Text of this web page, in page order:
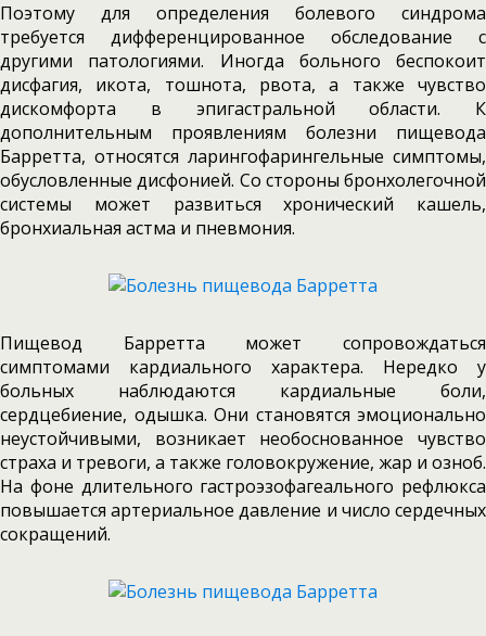
Поэтому для определения болевого синдрома
требуется дифференцированное обследование с
другими патологиями. Иногда больного беспокоит
дисфагия, икота, тошнота, рвота, а также чувство
дискомфорта в эпигастральной области. К
дополнительным проявлениям болезни пищевода
Барретта, относятся ларингофарингельные симптомы,
обусловленные дисфонией. Со стороны бронхолегочной
системы может развиться хронический кашель,
бронхиальная астма и пневмония.
Пищевод Барретта может сопровождаться
симптомами кардиального характера. Нередко у
больных наблюдаются кардиальные боли,
сердцебиение, одышка. Они становятся эмоционально
неустойчивыми, возникает необоснованное чувство
страха и тревоги, а также головокружение, жар и озноб.
На фоне длительного гастроэзофагеального рефлюкса
повышается артериальное давление и число сердечных
сокращений.